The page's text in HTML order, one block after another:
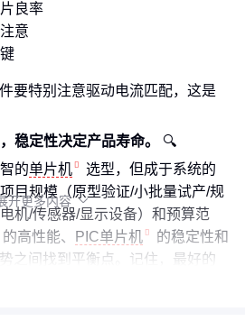
良率
意
要特别注意驱动电流匹配，这是
稳定性决定产品寿命。
🔍
的单片机
选型，但成于系统的
目规模（原型验证/小批量试产/规
机/传感器/显示设备）和预算范
的高性能、 PIC单片机
的稳定性和
之间找到平衡点。记住，最好的
开更多内容 